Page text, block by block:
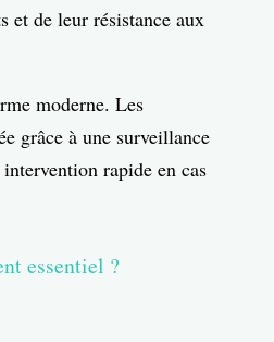
et de leur résistance aux
moderne. Les
grâce à une surveillance
rapide en cas
essentiel ?